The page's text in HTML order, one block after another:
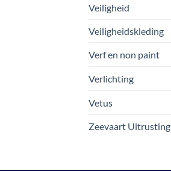
Veiligheid
Veiligheidskleding
Verf en non paint
Verlichting
Vetus
Zeevaart Uitrusting